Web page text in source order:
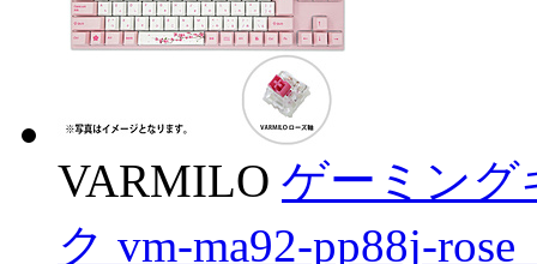
VARMILO ゲーミング
ク vm-ma92-pp88j-